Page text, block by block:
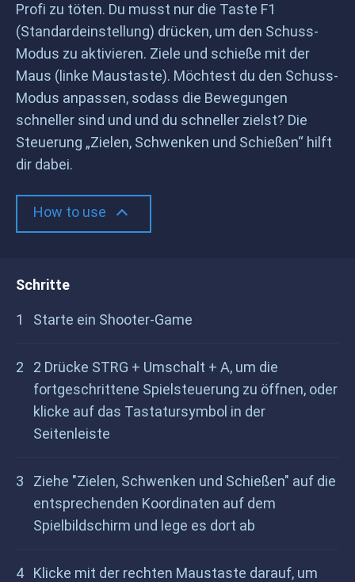
Profi zu töten. Du musst nur die Taste F1
(Standardeinstellung) drücken, um den Schuss-
Modus zu aktivieren. Ziele und schieße mit der
Maus (linke Maustaste). Möchtest du den Schuss-
Modus anpassen, sodass die Bewegungen
schneller sind und und du schneller zielst? Die
Steuerung „Zielen, Schwenken und Schießen“ hilft
dir dabei.
How to use
Schritte
Starte ein Shooter-Game
2 Drücke STRG + Umschalt + A, um die
fortgeschrittene Spielsteuerung zu öffnen, oder
klicke auf das Tastatursymbol in der
Seitenleiste
Ziehe "Zielen, Schwenken und Schießen" auf die
entsprechenden Koordinaten auf dem
Spielbildschirm und lege es dort ab
Klicke mit der rechten Maustaste darauf, um